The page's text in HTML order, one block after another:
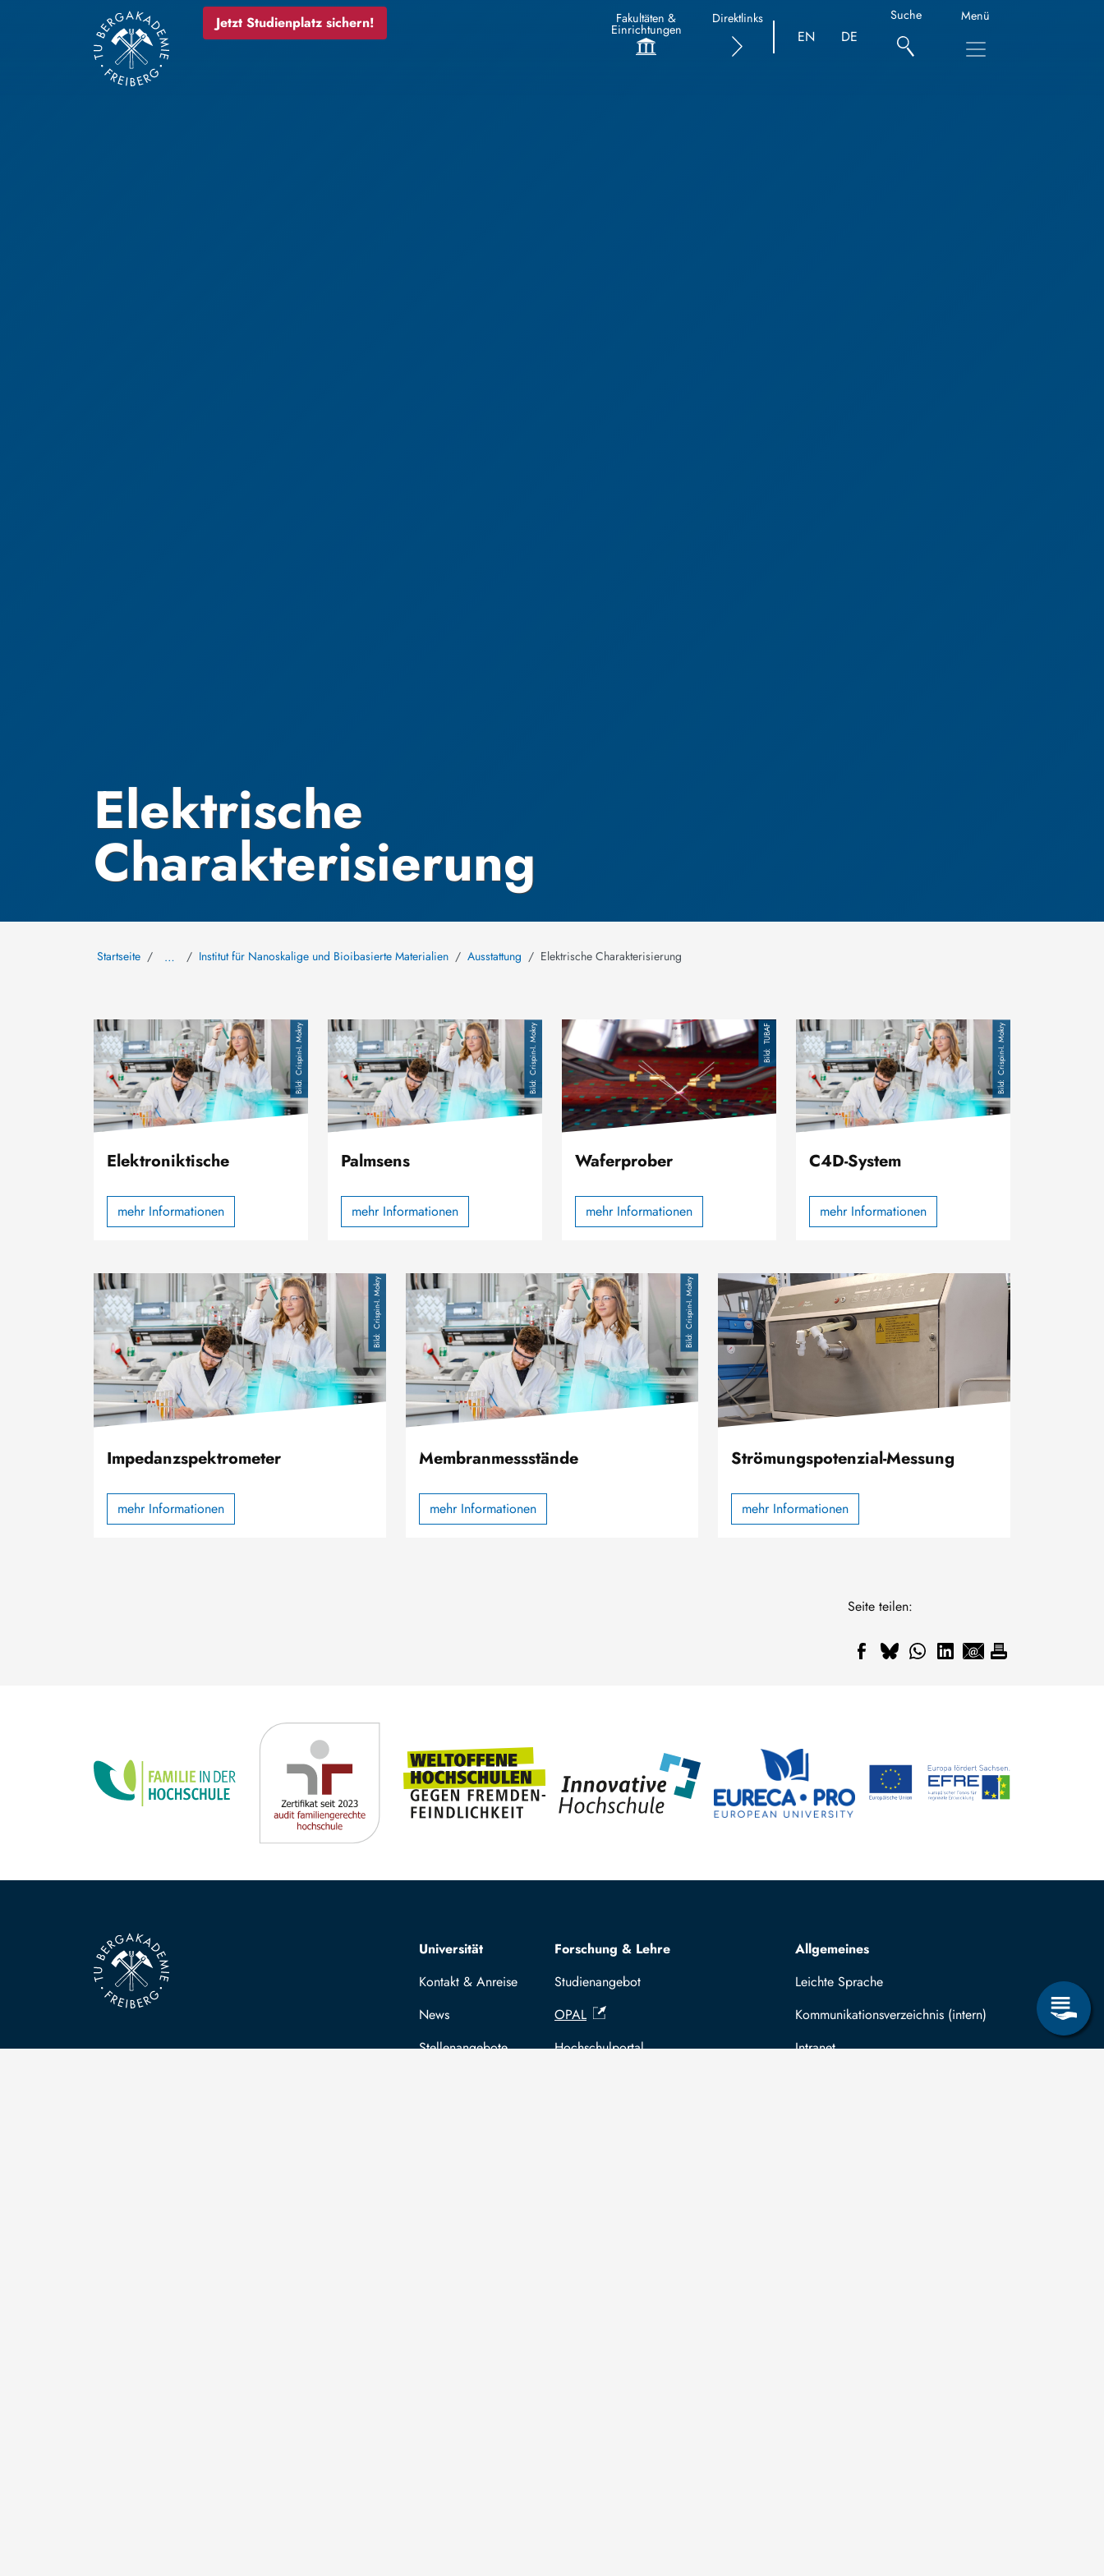
Jetzt Studienplatz sichern! Fakultäten &
Einrichtungen
Direktlinks
EN DE
Suche Menü
Elektrische
Charakterisierung
Startseite … Institut für Nanoskalige und Bioibasierte Materialien Ausstattung Elektrische Charakterisierung
Bild Crispin-I. Mokry
Elektroniktische
mehr Informationen
Bild Crispin-I. Mokry
Palmsens
mehr Informationen
Bild TUBAF
Waferprober
mehr Informationen
Bild Crispin-I. Mokry
C4D-System
mehr Informationen
Bild Crispin-I. Mokry
Impedanzspektrometer
mehr Informationen
Bild Crispin-I. Mokry
Membranmessstände
mehr Informationen
Bild
Strömungspotenzial-Messung
mehr Informationen
Seite teilen:
Top navigation
Universität
Kontakt & Anreise
News
Stellenangebote
Forschung & Lehre
Studienangebot
OPAL
Hochschulportal
Allgemeines
Leichte Sprache
Kommunikationsverzeichnis (intern)
Intranet